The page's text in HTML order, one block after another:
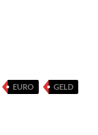
EURO
GELD